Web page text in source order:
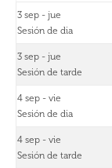
3 sep - jue
Sesión de dia
3 sep - jue
Sesión de tarde
4 sep - vie
Sesión de dia
4 sep - vie
Sesión de tarde